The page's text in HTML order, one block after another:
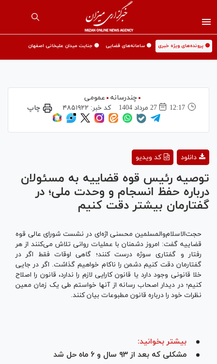
🟡 پرونده‌های ویژه خبری 🟡 سامانه‌های قضایی 🟡 جنایت میدان علیخانی اصفهان
چندرسانه
عمومی
12:17
27 مرداد 1404 کد خبر: ۴۸۵۱۹۲۲ چاپ
Video
کد ویدیو دانلود
توصیه رئیس قوه قضاییه به مسئولان
درباره حفظ انسجام و وحدت ملی؛ در
گفتارمان بیشتر دقت کنیم
حجت‌الاسلام‌والمسلمین محسنی اژه‌ای در نشست شورای عالی قوه
قضاییه گفت: امروز دشمنان با عملیات روانی تلاش می‌کنند از هر
رفتار و گفتاری سوژه درست کنند؛ گاهی اوقات فقط اگر در
گفتارمان دقت کنیم دشمن را ناکام خواهیم گذاشت. اگر در جایی
خلا قانونی وجود دارد یا قانون کارایی لازم را ندارد، قانون را اصلاح
کنیم؛ در دیدار اصحاب رسانه از آنها خواستم طی یک زمان معین
نظرات خود را درباره قانون مطبوعات بیان کنند.
بیشتر بخوانید:
مشکلی که بعد از ۹۳ سال و ۶ ماه حل شد